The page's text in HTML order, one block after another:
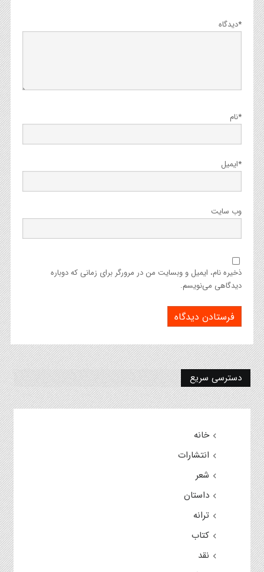
دیدگاه*
نام*
ایمیل*
وب‌ سایت
ذخیره نام، ایمیل و وبسایت من در مرورگر برای زمانی که دوباره
دیدگاهی می‌نویسم.
دسترسی سریع
خانه
انتشارات
شعر
داستان
ترانه
کتاب
نقد